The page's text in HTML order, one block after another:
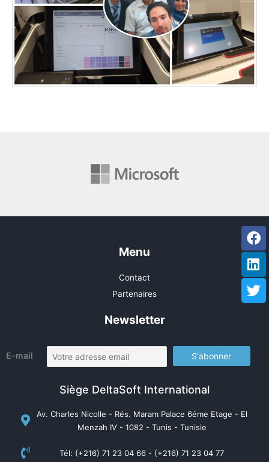
Menu
Contact
Partenaires
Newsletter
E-mail
Siège DeltaSoft International
Av. Charles Nicolle - Rés. Maram Palace 6éme Etage - El
Menzah IV - 1082 - Tunis - Tunisie
Tél: (+216) 71 23 04 66 - (+216) 71 23 04 77